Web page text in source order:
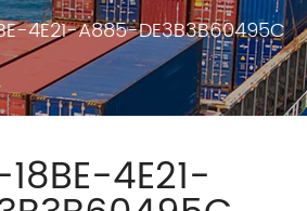
4E21-A885-DE3B3B60495C
4E21-